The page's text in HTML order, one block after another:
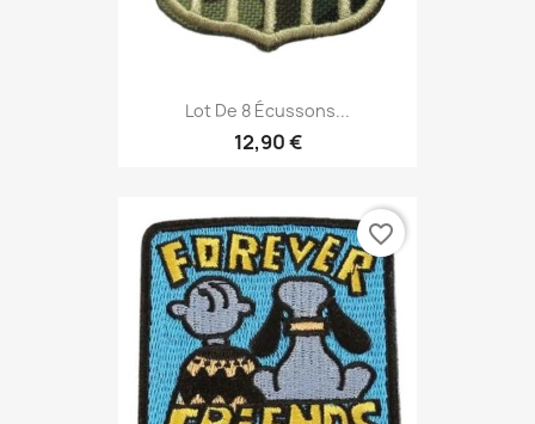
Lot De 8 Écussons...
12,90 €
favorite_border